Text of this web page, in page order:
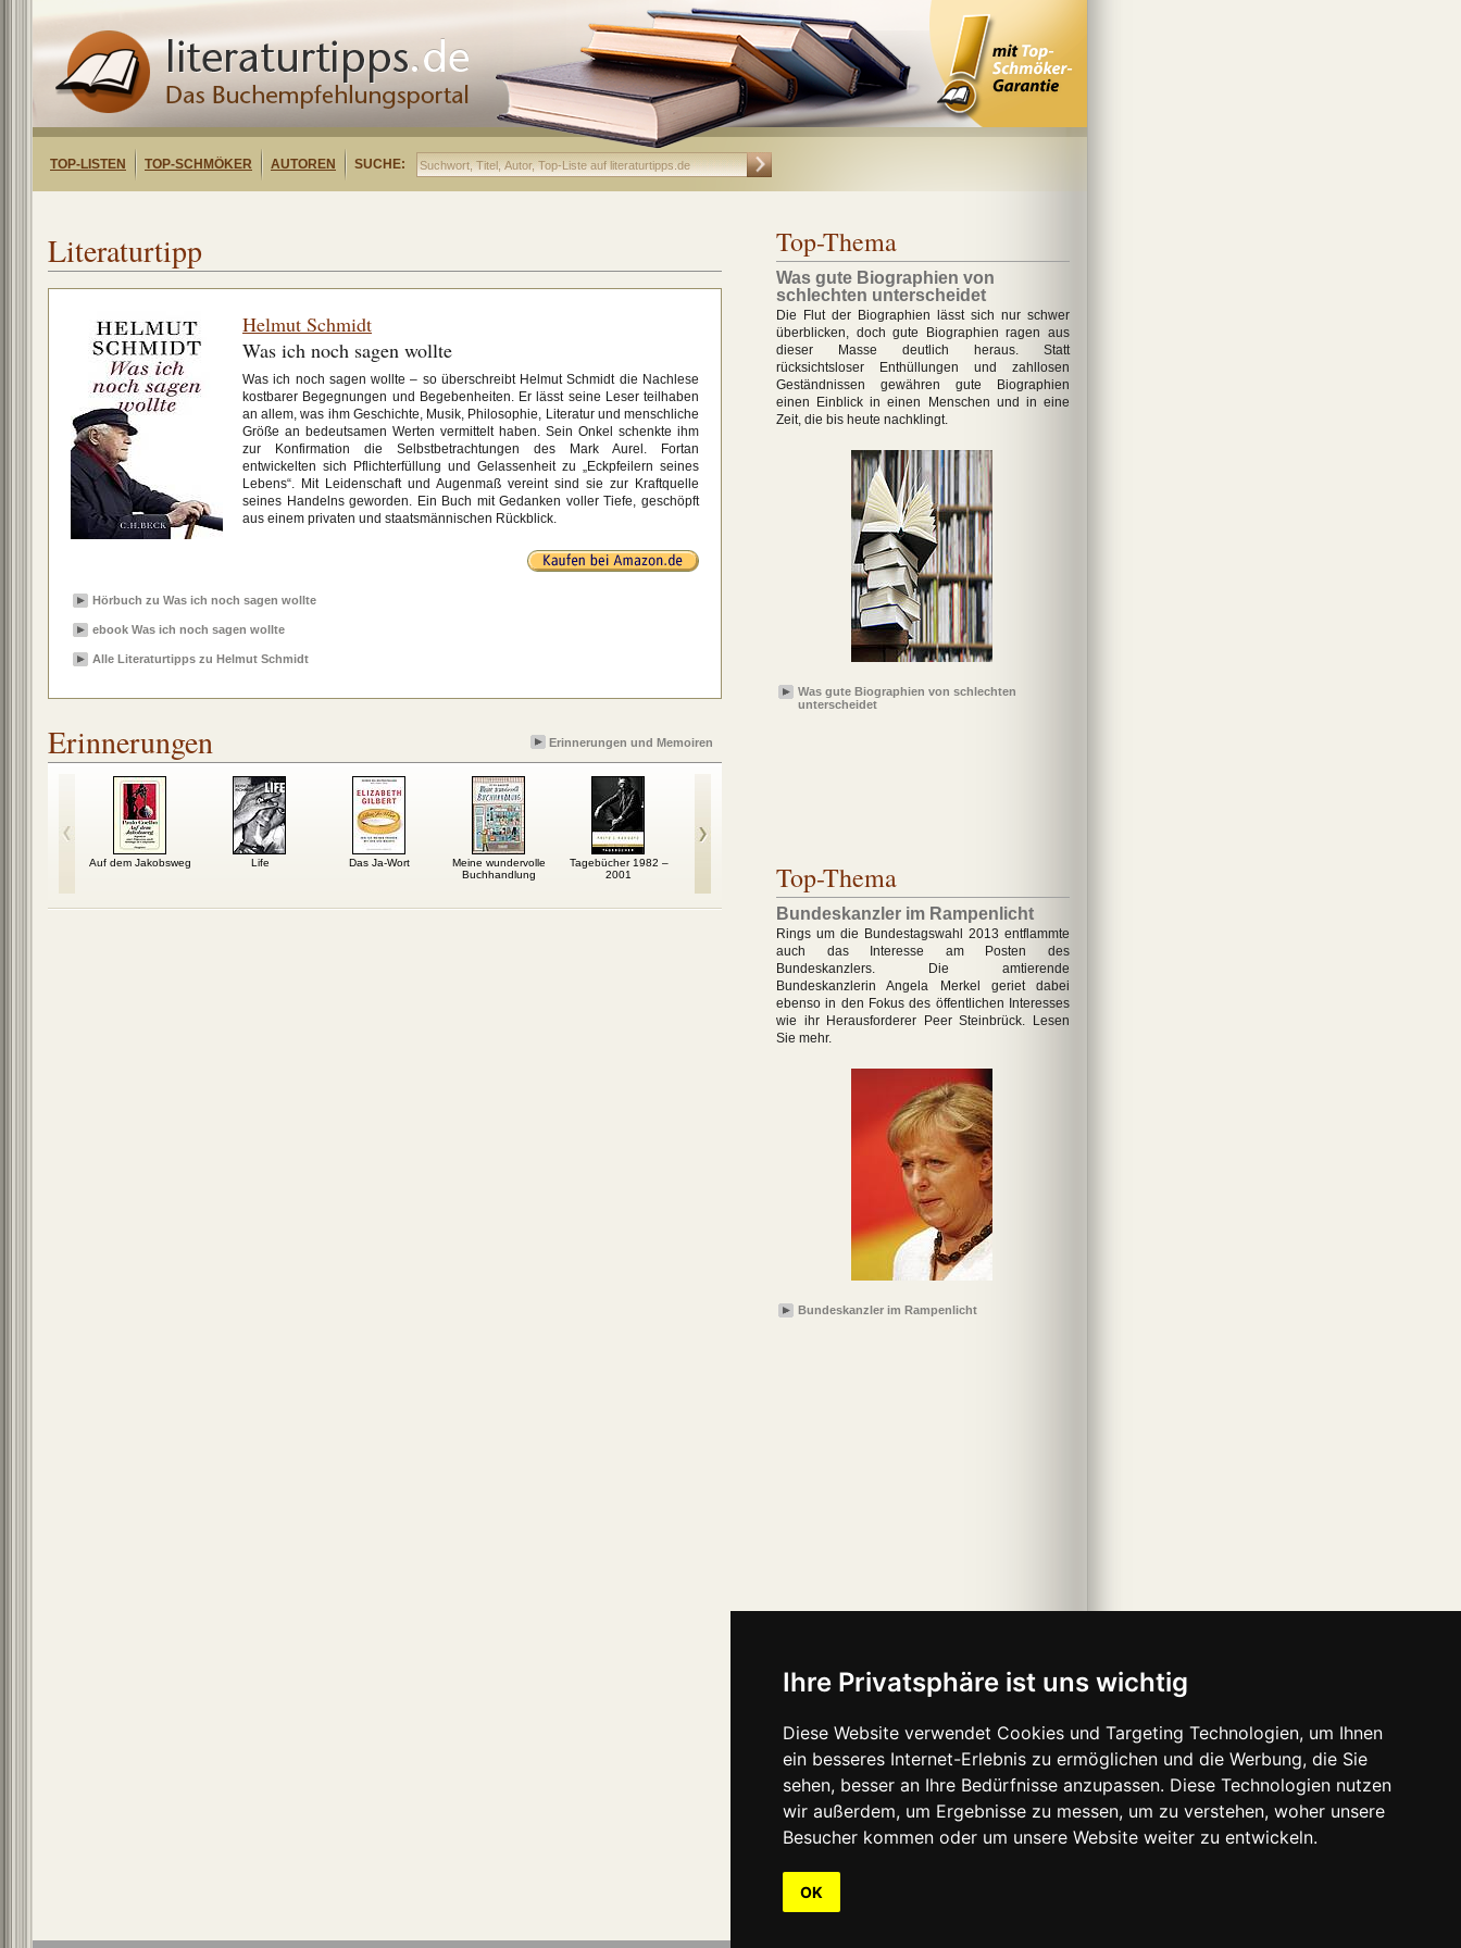
Ihre Privatsphäre ist uns wichtig
Diese Website verwendet Cookies und Targeting Technologien, um Ihnen
ein besseres Internet-Erlebnis zu ermöglichen und die Werbung, die Sie
sehen, besser an Ihre Bedürfnisse anzupassen. Diese Technologien nutzen
wir außerdem, um Ergebnisse zu messen, um zu verstehen, woher unsere
Besucher kommen oder um unsere Website weiter zu entwickeln.
OK
TOP-LISTEN TOP-SCHMÖKER AUTOREN SUCHE:
Literaturtipp
Helmut Schmidt
Was ich noch sagen wollte
Was ich noch sagen wollte – so überschreibt Helmut Schmidt die Nachlese
kostbarer Begegnungen und Begebenheiten. Er lässt seine Leser teilhaben
an allem, was ihm Geschichte, Musik, Philosophie, Literatur und menschliche
Größe an bedeutsamen Werten vermittelt haben. Sein Onkel schenkte ihm
zur Konfirmation die Selbstbetrachtungen des Mark Aurel. Fortan
entwickelten sich Pflichterfüllung und Gelassenheit zu „Eckpfeilern seines
Lebens“. Mit Leidenschaft und Augenmaß vereint sind sie zur Kraftquelle
seines Handelns geworden. Ein Buch mit Gedanken voller Tiefe, geschöpft
aus einem privaten und staatsmännischen Rückblick.
Hörbuch zu Was ich noch sagen wollte
ebook Was ich noch sagen wollte
Alle Literaturtipps zu Helmut Schmidt
Erinnerungen Erinnerungen und Memoiren
Auf dem Jakobsweg Life Das Ja-Wort
Meine wundervolle
Buchhandlung
Tagebücher 1982 –
2001
Memoiren der Sheilah
Graham
Top-Thema
Was gute Biographien von
schlechten unterscheidet
Die Flut der Biographien lässt sich nur schwer
überblicken, doch gute Biographien ragen aus
dieser Masse deutlich heraus. Statt
rücksichtsloser Enthüllungen und zahllosen
Geständnissen gewähren gute Biographien
einen Einblick in einen Menschen und in eine
Zeit, die bis heute nachklingt.
Was gute Biographien von schlechten
unterscheidet
Top-Thema
Bundeskanzler im Rampenlicht
Rings um die Bundestagswahl 2013 entflammte
auch das Interesse am Posten des
Bundeskanzlers. Die amtierende
Bundeskanzlerin Angela Merkel geriet dabei
ebenso in den Fokus des öffentlichen Interesses
wie ihr Herausforderer Peer Steinbrück. Lesen
Sie mehr.
Bundeskanzler im Rampenlicht